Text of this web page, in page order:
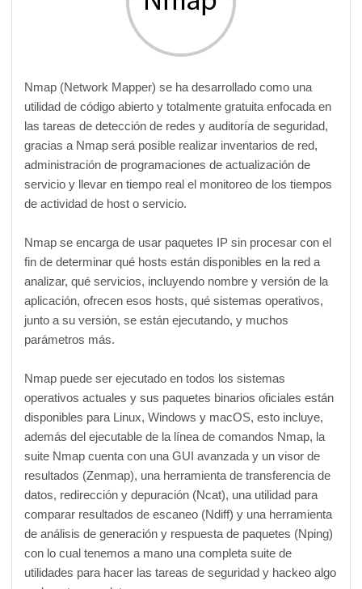
Nmap (Network Mapper) se ha desarrollado como una
utilidad de código abierto y totalmente gratuita enfocada en
las tareas de detección de redes y auditoría de seguridad,
gracias a Nmap será posible realizar inventarios de red,
administración de programaciones de actualización de
servicio y llevar en tiempo real el monitoreo de los tiempos
de actividad de host o servicio.
Nmap se encarga de usar paquetes IP sin procesar con el
fin de determinar qué hosts están disponibles en la red a
analizar, qué servicios, incluyendo nombre y versión de la
aplicación, ofrecen esos hosts, qué sistemas operativos,
junto a su versión, se están ejecutando, y muchos
parámetros más.
Nmap puede ser ejecutado en todos los sistemas
operativos actuales y sus paquetes binarios oficiales están
disponibles para Linux, Windows y macOS, esto incluye,
además del ejecutable de la línea de comandos Nmap, la
suite Nmap cuenta con una GUI avanzada y un visor de
resultados (Zenmap), una herramienta de transferencia de
datos, redirección y depuración (Ncat), una utilidad para
comparar resultados de escaneo (Ndiff) y una herramienta
de análisis de generación y respuesta de paquetes (Nping)
con lo cual tenemos a mano una completa suite de
utilidades para hacer las tareas de seguridad y hackeo algo